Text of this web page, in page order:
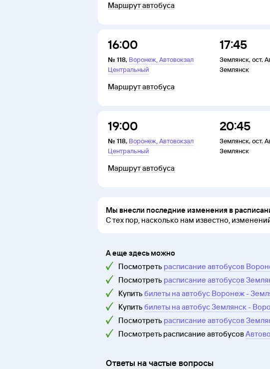
Маршрут автобуса
16:00
№ 118, Воронеж,Автовокзал
Центральный
17:45
Землянск, ост.
Землянск
Маршрут автобуса
19:00
№ 118, Воронеж,Автовокзал
Центральный
20:45
Землянск, ост.
Землянск
Маршрут автобуса
Мы внесли последние изменения в
С тех пор, насколько нам известно,
А еще здесь можно
Посмотреть расписание автобусов
Посмотреть расписание автобусов
Купить билеты на автобус Воронеж -
Купить билеты на автобус Землянск -
Посмотреть расписание автобусов
Посмотреть расписание автобусов
Ответы на частые вопросы